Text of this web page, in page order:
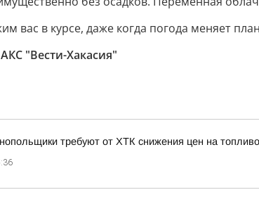
вас в курсе, даже когда погода меняет
"Вести-Хакасия"
требуют от ХТК снижения цен на топливо